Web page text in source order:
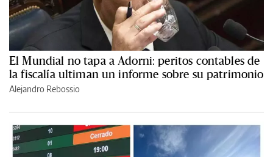
El Mundial no tapa a Adorni: peritos contables de
la fiscalía ultiman un informe sobre su patrimonio
Alejandro Rebossio